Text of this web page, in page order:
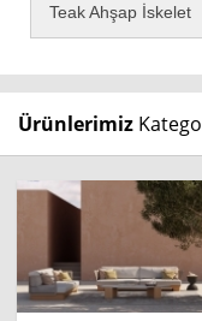
Teak Ahşap İskelet
Ürünlerimiz